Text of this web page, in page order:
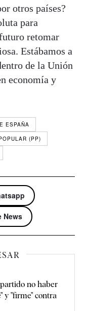
otros países?
para
retomar
Estábamos a
de la Unión
economía y
ESPAÑA
(PP)
News
no haber
y "firme" contra